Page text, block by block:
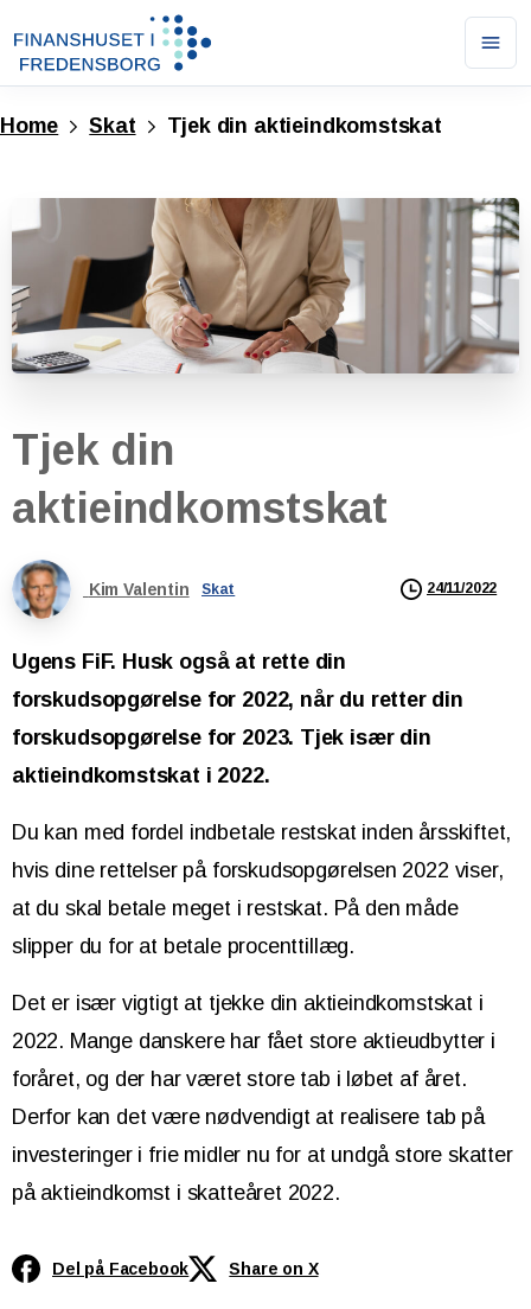
Home
Skat Tjek din aktieindkomstskat
Tjek din
aktieindkomstskat
Kim Valentin Skat 24/11/2022
Ugens FiF. Husk også at rette din
forskudsopgørelse for 2022, når du retter din
forskudsopgørelse for 2023. Tjek især din
aktieindkomstskat i 2022.
Du kan med fordel indbetale restskat inden årsskiftet,
hvis dine rettelser på forskudsopgørelsen 2022 viser,
at du skal betale meget i restskat. På den måde
slipper du for at betale procenttillæg.
Det er især vigtigt at tjekke din aktieindkomstskat i
2022. Mange danskere har fået store aktieudbytter i
foråret, og der har været store tab i løbet af året.
Derfor kan det være nødvendigt at realisere tab på
investeringer i frie midler nu for at undgå store skatter
på aktieindkomst i skatteåret 2022.
Del på Facebook Share on X